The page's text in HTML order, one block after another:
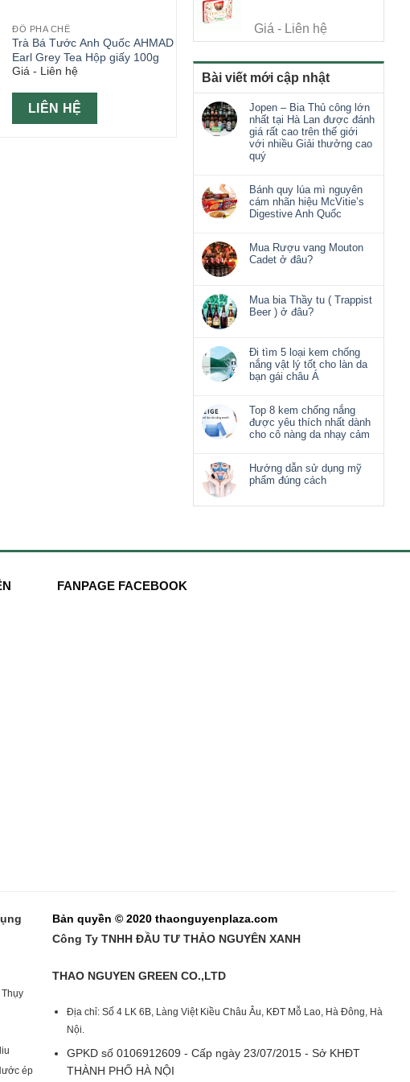
Giá - Liên hệ
Bài viết mới cập nhật
Jopen – Bia Thủ công lớn
nhất tại Hà Lan được đánh
giá rất cao trên thế giới
với nhiều Giải thưởng cao
quý
Bánh quy lúa mì nguyên
cám nhãn hiệu McVitie’s
Digestive Anh Quốc
Mua Rượu vang Mouton
Cadet ở đâu?
Mua bia Thầy tu ( Trappist
Beer ) ở đâu?
Đi tìm 5 loại kem chống
nắng vật lý tốt cho làn da
bạn gái châu Á
Top 8 kem chống nắng
được yêu thích nhất dành
cho cô nàng da nhạy cảm
Hướng dẫn sử dụng mỹ
phẩm đúng cách
ĐỒ PHA CHẾ
Trà Bá Tước Anh Quốc AHMAD
Earl Grey Tea Hộp giấy 100g
Giá - Liên hệ
LIÊN HỆ
FANPAGE FACEBOOK
ép
Bản quyền © 2020 thaonguyenplaza.com
Công Ty TNHH ĐẦU TƯ THẢO NGUYÊN XANH
THAO NGUYEN GREEN CO.,LTD
Địa chỉ: Số 4 LK 6B, Làng Việt Kiều Châu Âu, KĐT Mỗ Lao, Hà Đông, Hà
Nội.
GPKD số 0106912609 - Cấp ngày 23/07/2015 - Sở KHĐT
THÀNH PHỐ HÀ NỘI